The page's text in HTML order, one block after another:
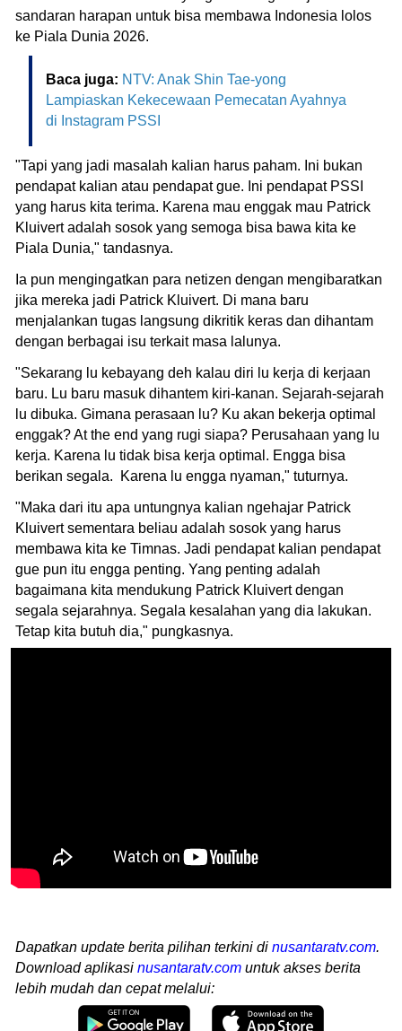
sandaran harapan untuk bisa membawa Indonesia lolos
ke Piala Dunia 2026.
Baca juga: NTV: Anak Shin Tae-yong
Lampiaskan Kekecewaan Pemecatan Ayahnya
di Instagram PSSI
"Tapi yang jadi masalah kalian harus paham. Ini bukan
pendapat kalian atau pendapat gue. Ini pendapat PSSI
yang harus kita terima. Karena mau enggak mau Patrick
Kluivert adalah sosok yang semoga bisa bawa kita ke
Piala Dunia," tandasnya.
Ia pun mengingatkan para netizen dengan mengibaratkan
jika mereka jadi Patrick Kluivert. Di mana baru
menjalankan tugas langsung dikritik keras dan dihantam
dengan berbagai isu terkait masa lalunya.
"Sekarang lu kebayang deh kalau diri lu kerja di kerjaan
baru. Lu baru masuk dihantem kiri-kanan. Sejarah-sejarah
lu dibuka. Gimana perasaan lu? Ku akan bekerja optimal
enggak? At the end yang rugi siapa? Perusahaan yang lu
kerja. Karena lu tidak bisa kerja optimal. Engga bisa
berikan segala. Karena lu engga nyaman," tuturnya.
"Maka dari itu apa untungnya kalian ngehajar Patrick
Kluivert sementara beliau adalah sosok yang harus
membawa kita ke Timnas. Jadi pendapat kalian pendapat
gue pun itu engga penting. Yang penting adalah
bagaimana kita mendukung Patrick Kluivert dengan
segala sejarahnya. Segala kesalahan yang dia lakukan.
Tetap kita butuh dia," pungkasnya.
Dapatkan update berita pilihan terkini di nusantaratv.com.
Download aplikasi nusantaratv.com untuk akses berita
lebih mudah dan cepat melalui: